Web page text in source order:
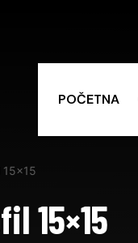
POČETNA
15×15
15×15